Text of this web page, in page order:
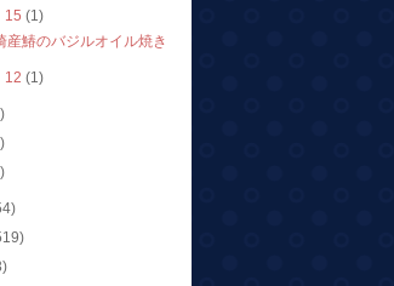
15 (1)
産鰆のバジルオイル焼き
12 (1)